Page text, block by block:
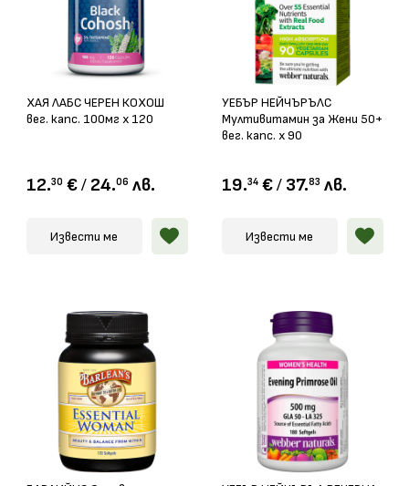
ХАЯ ЛАБС ЧЕРЕН КОХОШ
вег. капс. 100мг х 120
12.30 € / 24.06 лв.
Извести ме
УЕБЪР НЕЙЧЪРЪЛС
Мултивитамин за Жени 50+
вег. капс. х 90
19.34 € / 37.83 лв.
Извести ме